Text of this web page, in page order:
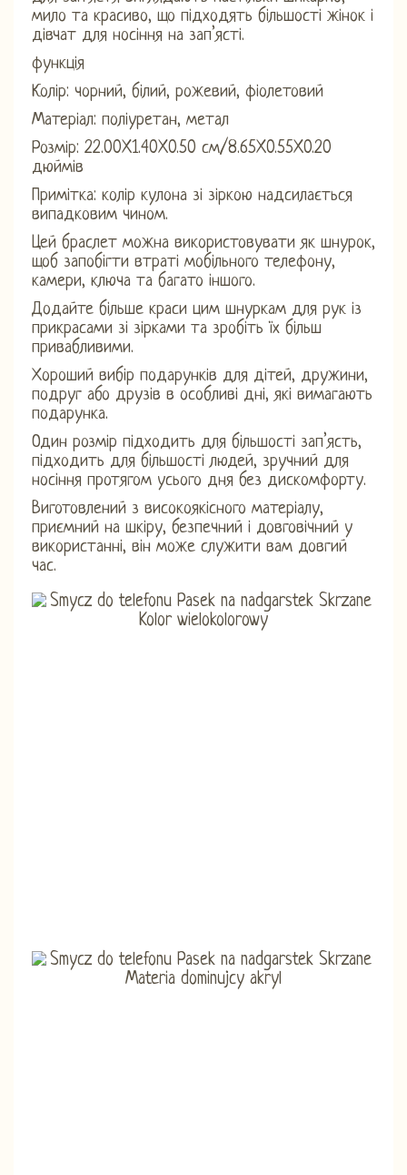
мило та красиво, що підходять більшості жінок і
дівчат для носіння на зап’ясті.
функція
Колір: чорний, білий, рожевий, фіолетовий
Матеріал: поліуретан, метал
Розмір: 22.00X1.40X0.50 см/8.65X0.55X0.20
дюймів
Примітка: колір кулона зі зіркою надсилається
випадковим чином.
Цей браслет можна використовувати як шнурок,
щоб запобігти втраті мобільного телефону,
камери, ключа та багато іншого.
Додайте більше краси цим шнуркам для рук із
прикрасами зі зірками та зробіть їх більш
привабливими.
Хороший вибір подарунків для дітей, дружини,
подруг або друзів в особливі дні, які вимагають
подарунка.
Один розмір підходить для більшості зап’ясть,
підходить для більшості людей, зручний для
носіння протягом усього дня без дискомфорту.
Виготовлений з високоякісного матеріалу,
приємний на шкіру, безпечний і довговічний у
використанні, він може служити вам довгий
час.